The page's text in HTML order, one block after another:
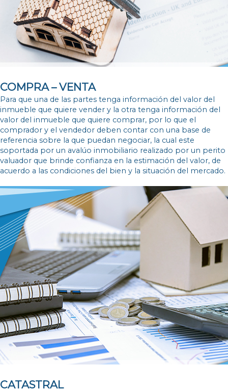
COMPRA – VENTA
Para que una de las partes tenga información del valor del
inmueble que quiere vender y la otra tenga información del
valor del inmueble que quiere comprar, por lo que el
comprador y el vendedor deben contar con una base de
referencia sobre la que puedan negociar, la cual este
soportada por un avalúo inmobiliario realizado por un perito
valuador que brinde confianza en la estimación del valor, de
acuerdo a las condiciones del bien y la situación del mercado.
CATASTRAL